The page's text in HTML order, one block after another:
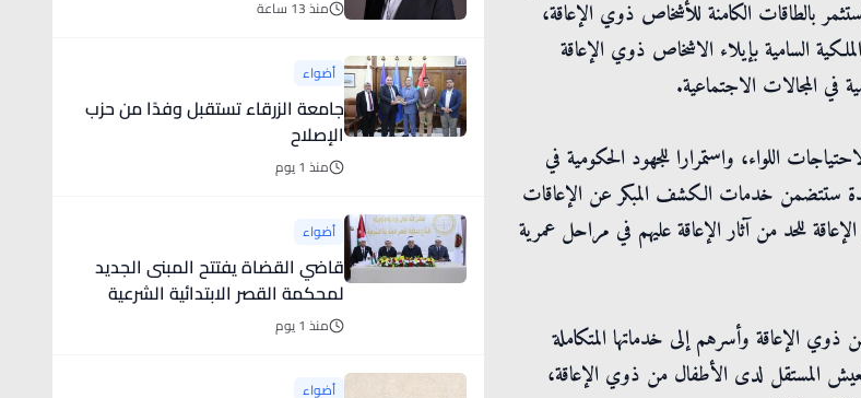
بالطاقات الكامنة للأشخاص ذوي الإعاقة،
السامية بإيلاء الاشخاص ذوي الإعاقة
في المجالات الاجتماعية.
اللواء، واستمرارا للجهود الحكومية في
ستتضمن خدمات الكشف المبكر عن الإعاقات
للحد من آثار الإعاقة عليهم في مراحل عمرية
الإعاقة وأسرهم إلى خدماتها المتكاملة
المستقل لدى الأطفال من ذوي الإعاقة،
منذ 13 ساعة
أضواء
جامعة الزرقاء تستقبل وفدًا من حزب
الإصلاح
منذ 1 يوم
أضواء
قاضي القضاة يفتتح المبنى الجديد
لمحكمة القصر الابتدائية الشرعية
ويتفقد مشروع قصر العدل الشرعي
في محافظة الكرك
منذ 1 يوم
أضواء